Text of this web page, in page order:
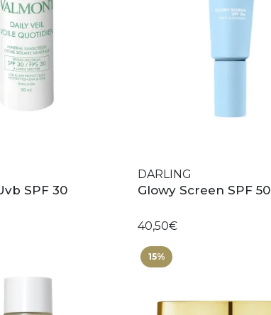
SPF 30
DARLING
Glowy Screen SPF 50
40,50€
15%